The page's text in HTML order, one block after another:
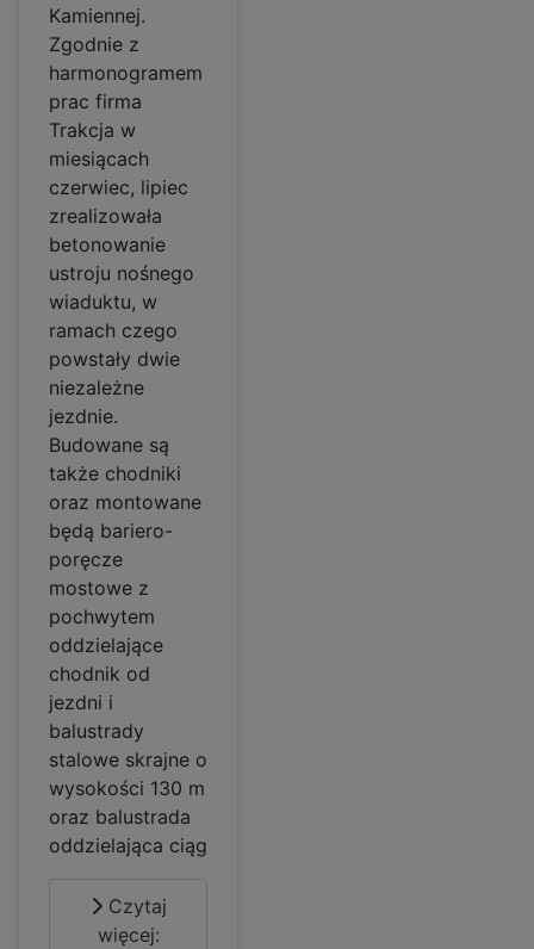
Kamiennej.
Zgodnie z
harmonogramem
prac firma
Trakcja w
miesiącach
czerwiec, lipiec
zrealizowała
betonowanie
ustroju nośnego
wiaduktu, w
ramach czego
powstały dwie
niezależne
jezdnie.
Budowane są
także chodniki
oraz montowane
będą bariero-
poręcze
mostowe z
pochwytem
oddzielające
chodnik od
jezdni i
balustrady
stalowe skrajne o
wysokości 130 m
oraz balustrada
oddzielająca ciąg
Czytaj
więcej: